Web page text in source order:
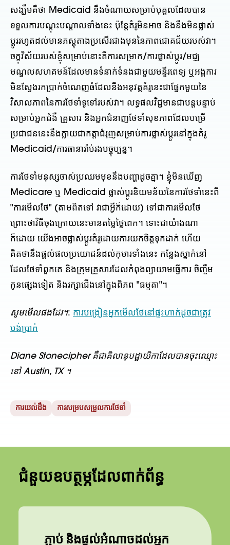
សង្ឃឹមគឺថា Medicaid នឹងចំណាយសម្រាប់បុគ្គលដែលបាន
ទទួលការបណ្តុះបណ្តាលទាំងនេះ ប៉ុន្តែគំរូមិនអាច និងនឹងមិនផ្លាស់
ប្តូររហូតដល់មានភស្តុតាងប្រសើរជាងមុននៃភាពជោគជ័យរបស់វា។
ចក្ខុវិស័យរបស់ខ្ញុំសម្រាប់នោះគឺការសម្រាក/ការផ្លាស់ប្តូរ/មជ្ឈ
មណ្ឌលសហគមន៍ដែលមានទំនាក់ទំនងជាមួយមន្ទីរពេទ្យ ឬអង្គការ
មិនស្វែងរកប្រាក់ចំណេញធំដែលនឹងអនុវត្តគំរូនេះជាផ្នែកមួយនៃ
វិសាលភាពនៃការថែទាំទូទៅរបស់វា។ លទ្ធផលវិជ្ជមានជាបន្តបន្ទាប់
សម្រាប់អ្នកជំងឺ គ្រួសារ និងអ្នកជំនាញថែទាំសុខភាពដែលបម្រើ
ប្រជាជននេះនឹងក្លាយជាកត្តាជំរុញសម្រាប់ការផ្លាស់ប្តូរនៅក្នុងគំរូ
Medicaid/ការធានារ៉ាប់រងបច្ចុប្បន្ន។
ការថែទាំមនុស្សចាស់ប្រឈមមុខនឹងបញ្ហាដូចគ្នា។ ខ្ញុំមិនឃើញ
Medicare ឬ Medicaid ផ្លាស់ប្តូរនិយមន័យនៃការថែទាំនេះពី
"ការមើលថែ" (តាមពិតទៅ វាជាអ្វីក៏ដោយ) ទៅជាការមើលថែ
ព្រោះថាវិធីចុងក្រោយនេះមានតម្លៃថ្លៃពេក។ ទោះជាយ៉ាងណា
ក៏ដោយ យើងអាចផ្លាស់ប្តូរគំរូដោយការយកចិត្តទុកដាក់ ហើយ
គិតថានឹងផ្តល់ផលប្រយោជន៍ដល់កុមារទាំងនេះ កន្លែងស្នាក់នៅ
ដែលថែទាំពួកគេ និងក្រុមគ្រួសារដែលកំពុងព្យាយាមធ្វើការ ចិញ្ចឹម
កូនផ្សេងទៀត និងរក្សាជើងនៅក្នុងពិភព "ធម្មតា"។
សូមមើលផងដែរ។: ការ​បង្រៀន​អ្នក​មើល​ថែ​នៅ​ផ្ទះ​ហាក់​ដូច​ជា​ត្រូវ​
បង់​ប្រាក់
Diane Stonecipher គឺជាគិលានុបដ្ឋាយិកាដែលបានចុះឈ្មោះ
នៅ Austin, TX ។
ការយល់ដឹង ការសម្របសម្រួលការថែទាំ
ជំនួយឧបត្ថម្ភដែលពាក់ព័ន្ធ
ភ្ជាប់ និងផ្តល់អំណាចដល់អ្នក